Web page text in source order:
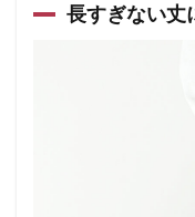
長すぎない丈